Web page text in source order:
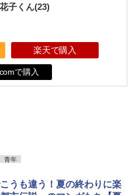
子くん(23)
楽天で購入
で購入
青年
うも違う！夏の終わりに楽